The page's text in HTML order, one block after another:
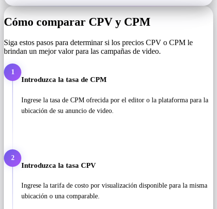
Cómo comparar CPV y CPM
Siga estos pasos para determinar si los precios CPV o CPM le
brindan un mejor valor para las campañas de video.
1
Introduzca la tasa de CPM
Ingrese la tasa de CPM ofrecida por el editor o la plataforma para la
ubicación de su anuncio de video.
2
Introduzca la tasa CPV
Ingrese la tarifa de costo por visualización disponible para la misma
ubicación o una comparable.